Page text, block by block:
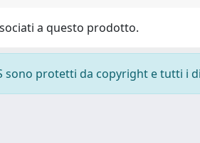
a questo prodotto.
sono protetti da copyright e tutti i